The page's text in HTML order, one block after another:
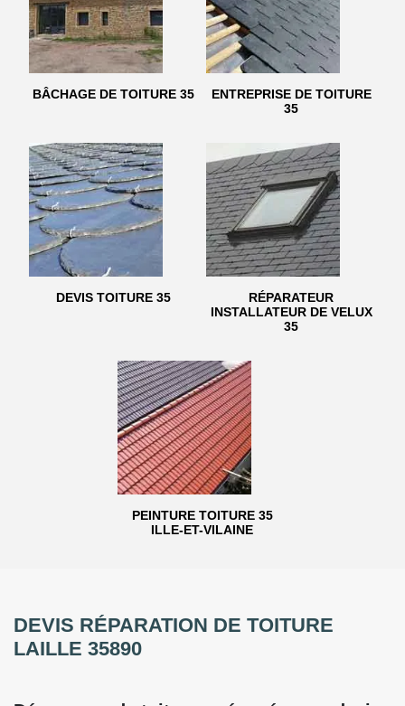
BÂCHAGE DE TOITURE 35
ENTREPRISE DE TOITURE
35
DEVIS TOITURE 35
RÉPARATEUR
INSTALLATEUR DE VELUX
35
PEINTURE TOITURE 35
ILLE-ET-VILAINE
DEVIS RÉPARATION DE TOITURE
LAILLE 35890